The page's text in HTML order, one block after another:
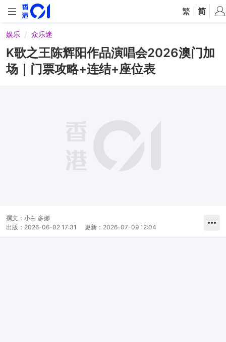
繁 简
娱乐 众乐迷
K歌之王陈辉阳作品演唱会2026澳门加
场｜门票攻略+连结+座位表
撰文： 小白 多娜
出版： 2026-06-02 17:31 更新： 2026-07-09 12:04